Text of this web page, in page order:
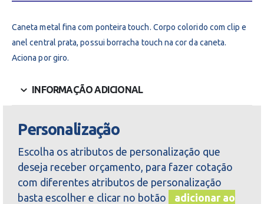
Caneta metal fina com ponteira touch. Corpo colorido com clip e
anel central prata, possui borracha touch na cor da caneta.
Aciona por giro.
INFORMAÇÃO ADICIONAL
Personalização
Escolha os atributos de personalização que
deseja receber orçamento, para fazer cotação
com diferentes atributos de personalização
basta escolher e clicar no botão
adicionar ao